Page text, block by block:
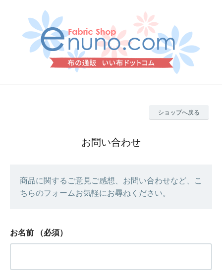
ショップへ戻る
お問い合わせ
商品に関するご意見ご感想、お問い合わせなど、こ
ちらのフォームお気軽にお尋ねください。
お名前 （必須）